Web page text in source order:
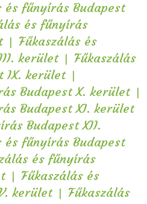
és fűnyírás Budapest
és fűnyírás
| Fűkaszálás és
kerület | Fűkaszálás
IX. kerület |
Budapest X. kerület |
Budapest XI. kerület
Budapest XII.
és fűnyírás Budapest
és fűnyírás
| Fűkaszálás és
kerület | Fűkaszálás